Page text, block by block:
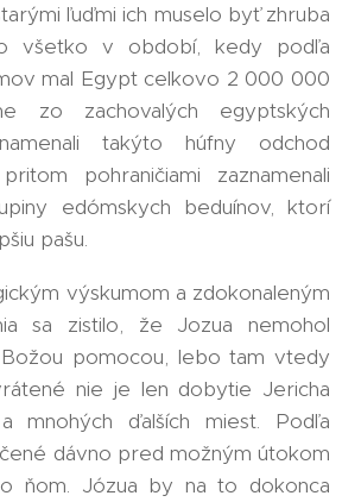
ľuďmi ich muselo byť zhruba
v období, kedy podľa
mal Egypt celkovo 2 000 000
zo zachovalých egyptských
takýto húfny odchod
pohraničiami zaznamenali
edómskych beduínov, ktorí
pašu.
výskumom a zdokonaleným
sa zistilo, že Jozua nemohol
pomocou, lebo tam vtedy
nie je len dobytie Jericha
mnohých ďalších miest. Podľa
dávno pred možným útokom
ňom. Józua by na to dokonca